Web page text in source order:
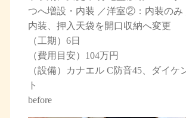
つへ増設・内装 ／洋室②：内装の
内装、押入天袋を開口収納へ変更
（工期）6日
（費用目安）104万円
（設備）カナエル C防音45、ダイケ
ト
before